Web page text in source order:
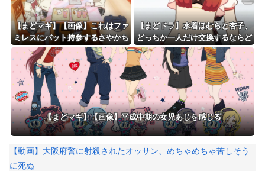
【まどマギ】【画像】これはファ
ミレスにバット持参するさやかち
ゃん
【まどドラ】水着ほむらと杏子、
どっちか一人だけ交換するならど
っちがいいの
【まどマギ】【画像】平成中期の女児あじを感じる
【動画】大阪府警に射殺されたオッサン、めちゃめちゃ苦しそう
に死ぬ